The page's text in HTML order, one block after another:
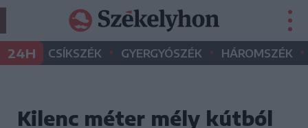
24H CSÍKSZÉK • GYERGYÓSZÉK • HÁROMSZÉK •
Kilenc méter mély kútból